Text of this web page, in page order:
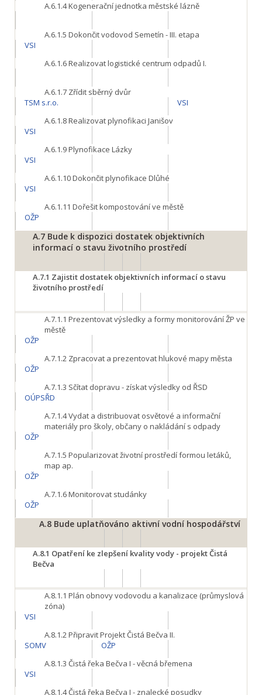
A.6.1.4Kogenerační jednotka městské lázně
A.6.1.5 Dokončit vodovod Semetín - III. etapa
VSI
A.6.1.6Realizovat logistické centrum odpadů I.
A.6.1.7 Zřídit sběrný dvůr
TSM s.r.o.
VSI
A.6.1.8Realizovat plynofikaci Janišov
VSI
A.6.1.9Plynofikace Lázky
VSI
A.6.1.10Dokončit plynofikace Dlůhé
VSI
A.6.1.11 Dořešit kompostování ve městě
OŽP
A.7 Bude k dispozici dostatek objektivních
informací o stavu životního prostředí
A.7.1 Zajistit dostatek objektivních informací o stavu
životního prostředí
A.7.1.1 Prezentovat výsledky a formy monitorování ŽP ve
městě
OŽP
A.7.1.2 Zpracovat a prezentovat hlukové mapy města
OŽP
A.7.1.3 Sčítat dopravu - získat výsledky od ŘSD
OÚPSŘD
A.7.1.4Vydat a distribuovat osvětové a informační
materiály pro školy, občany o nakládání s odpady
OŽP
A.7.1.5 Popularizovat životní prostředí formou letáků,
map ap.
OŽP
A.7.1.6Monitorovat studánky
OŽP
A.8 Bude uplatňováno aktivní vodní hospodářství
A.8.1 Opatření ke zlepšení kvality vody - projekt Čistá
Bečva
A.8.1.1 Plán obnovy vodovodu a kanalizace (průmyslová
zóna)
VSI
A.8.1.2Připravit Projekt Čistá Bečva II.
SOMV
OŽP
A.8.1.3 Čistá řeka Bečva I - věcná břemena
VSI
A.8.1.4Čistá řeka Bečva I - znalecké posudky